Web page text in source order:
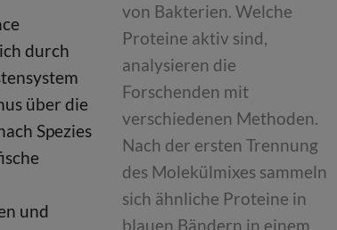
von Bakterien. Welche
Proteine aktiv sind,
analysieren die
Forschenden mit
verschiedenen Methoden.
Nach der ersten Trennung
des Molekülmixes sammeln
sich ähnliche Proteine in
blauen Bändern in einem
durch
über die
Spezies
und